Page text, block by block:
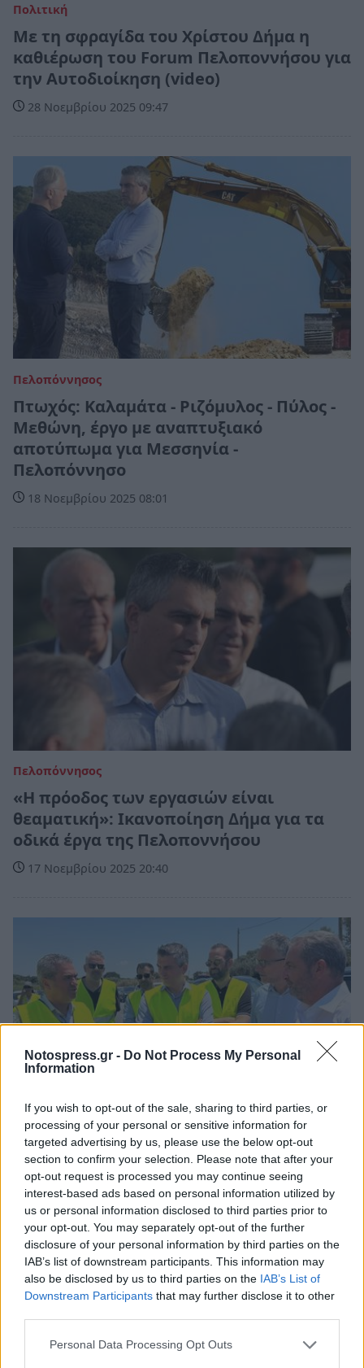
Notospress.gr - Do Not Process My Personal
Information
If you wish to opt-out of the sale, sharing to third parties, or
processing of your personal or sensitive information for
targeted advertising by us, please use the below opt-out
section to confirm your selection. Please note that after your
opt-out request is processed you may continue seeing
interest-based ads based on personal information utilized by
us or personal information disclosed to third parties prior to
your opt-out. You may separately opt-out of the further
disclosure of your personal information by third parties on the
IAB’s list of downstream participants. This information may
also be disclosed by us to third parties on the IAB’s List of
Downstream Participants that may further disclose it to other
Personal Data Processing Opt Outs
Πολιτική
Με τη σφραγίδα του Χρίστου Δήμα η
καθιέρωση του Forum Πελοποννήσου για
την Αυτοδιοίκηση (video)
28 Νοεμβρίου 2025 09:47
Πελοπόννησος
Πτωχός: Καλαμάτα - Ριζόμυλος - Πύλος -
Μεθώνη, έργο με αναπτυξιακό
αποτύπωμα για Μεσσηνία -
Πελοπόννησο
18 Νοεμβρίου 2025 08:01
Πελοπόννησος
«Η πρόοδος των εργασιών είναι
θεαματική»: Ικανοποίηση Δήμα για τα
οδικά έργα της Πελοποννήσου
17 Νοεμβρίου 2025 20:40
Πολιτική
Αυτοψία Δήμα στα εργοτάξια των
αυτοκινητοδρόμων Αχαΐας και
Μεσσηνίας
16 Νοεμβρίου 2025 15:34